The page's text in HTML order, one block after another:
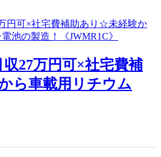
収27万円可×社宅費補
ら車載用リチウム